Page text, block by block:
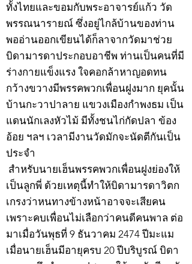
ทั้งไทยและขอมกับพระอาจารย์แก้ว วัด
พรรณนารายณ์ ซึ่งอยู่ไกล้บ้านของท่าน
พออ่านออกเขียนได้ก็ลาจากวัดมาช่วย
บิดามารดาประกอบอาชีพ ท่านเป็นคนที่มี
ร่างกายแข็งแรง ใจคอกล้าหาญอดทน
กว้างขวางมีพรรคพวกเพื่อนฝูงมาก ยุคนั้น
บ้านกะวาปาลาย แขวงเมืองกำพงธม เป็น
แดนนักเลงหัวไม้ มีทั้งชนไก่กัดปลา ข้อง
อ้อย ฯลฯ เวลามีงานวัดมักจะนัดตีกันเป็น
ประจำ
สำหรับนายเฮ็นพรรคพวกเพื่อนฝูงย่องให้
เป็นลูกพี่ ด้วยเหตุนี้ทำให้บิดามารดาวิตก
เกรงว่าหนทางข้างหน้าอาจจะเสียคน
เพราะคบเพื่อนไม่เลือกว่าคนดีคนพาล ต่อ
มาเมื่อวันพุธที่ 9 ธันวาคม 2474 ปีมะแม
เมื่อนายเฮ็นมีอายุครบ 20 ปีบริบูรณ์ บิดา